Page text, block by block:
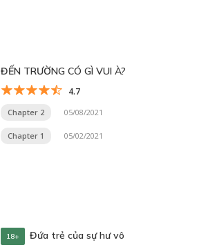
ĐẾN TRƯỜNG CÓ GÌ VUI À?
4.7
Chapter 2 05/08/2021
Chapter 1 05/02/2021
18+ Đứa trẻ của sự hư vô